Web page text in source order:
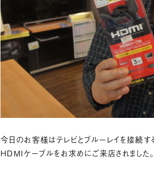
今日のお客様はテレビとブルーレイを接続す
ＨＤＭＩケーブルをお求めにご来店されました。